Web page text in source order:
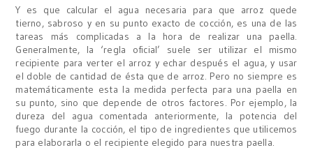
Y es que calcular el agua necesaria para que arroz quede
tierno, sabroso y en su punto exacto de cocción, es una de las
tareas más complicadas a la hora de realizar una paella.
Generalmente, la ‘regla oficial’ suele ser utilizar el mismo
recipiente para verter el arroz y echar después el agua, y usar
el doble de cantidad de ésta que de arroz. Pero no siempre es
matemáticamente esta la medida perfecta para una paella en
su punto, sino que depende de otros factores. Por ejemplo, la
dureza del agua comentada anteriormente, la potencia del
fuego durante la cocción, el tipo de ingredientes que utilicemos
para elaborarla o el recipiente elegido para nuestra paella.